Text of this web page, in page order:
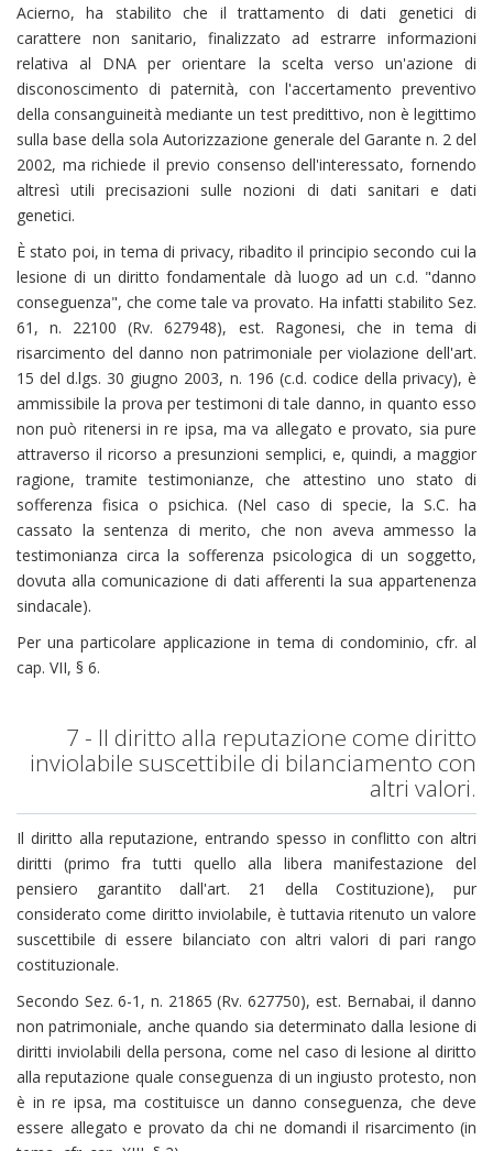
Acierno, ha stabilito che il trattamento di dati genetici di
carattere non sanitario, finalizzato ad estrarre informazioni
relativa al DNA per orientare la scelta verso un'azione di
disconoscimento di paternità, con l'accertamento preventivo
della consanguineità mediante un test predittivo, non è legittimo
sulla base della sola Autorizzazione generale del Garante n. 2 del
2002, ma richiede il previo consenso dell'interessato, fornendo
altresì utili precisazioni sulle nozioni di dati sanitari e dati
genetici.
È stato poi, in tema di privacy, ribadito il principio secondo cui la
lesione di un diritto fondamentale dà luogo ad un c.d. "danno
conseguenza", che come tale va provato. Ha infatti stabilito Sez.
61, n. 22100 (Rv. 627948), est. Ragonesi, che in tema di
risarcimento del danno non patrimoniale per violazione dell'art.
15 del d.lgs. 30 giugno 2003, n. 196 (c.d. codice della privacy), è
ammissibile la prova per testimoni di tale danno, in quanto esso
non può ritenersi in re ipsa, ma va allegato e provato, sia pure
attraverso il ricorso a presunzioni semplici, e, quindi, a maggior
ragione, tramite testimonianze, che attestino uno stato di
sofferenza fisica o psichica. (Nel caso di specie, la S.C. ha
cassato la sentenza di merito, che non aveva ammesso la
testimonianza circa la sofferenza psicologica di un soggetto,
dovuta alla comunicazione di dati afferenti la sua appartenenza
sindacale).
Per una particolare applicazione in tema di condominio, cfr. al
cap. VII, § 6.
7 - Il diritto alla reputazione come diritto
inviolabile suscettibile di bilanciamento con
altri valori.
Il diritto alla reputazione, entrando spesso in conflitto con altri
diritti (primo fra tutti quello alla libera manifestazione del
pensiero garantito dall'art. 21 della Costituzione), pur
considerato come diritto inviolabile, è tuttavia ritenuto un valore
suscettibile di essere bilanciato con altri valori di pari rango
costituzionale.
Secondo Sez. 6-1, n. 21865 (Rv. 627750), est. Bernabai, il danno
non patrimoniale, anche quando sia determinato dalla lesione di
diritti inviolabili della persona, come nel caso di lesione al diritto
alla reputazione quale conseguenza di un ingiusto protesto, non
è in re ipsa, ma costituisce un danno conseguenza, che deve
essere allegato e provato da chi ne domandi il risarcimento (in